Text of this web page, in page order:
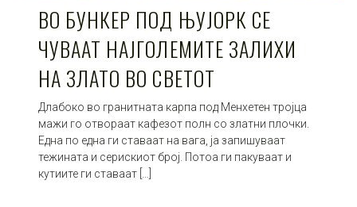
ВО БУНКЕР ПОД ЊУЈОРК СЕ
ЧУВААТ НАЈГОЛЕМИТЕ ЗАЛИХИ
НА ЗЛАТО ВО СВЕТОТ
Длабоко во гранитната карпа под Менхетен тројца
мажи го отвораат кафезот полн со златни плочки.
Една по една ги ставаат на вага, ја запишуваат
тежината и серискиот број. Потоа ги пакуваат и
кутиите ги ставаат […]